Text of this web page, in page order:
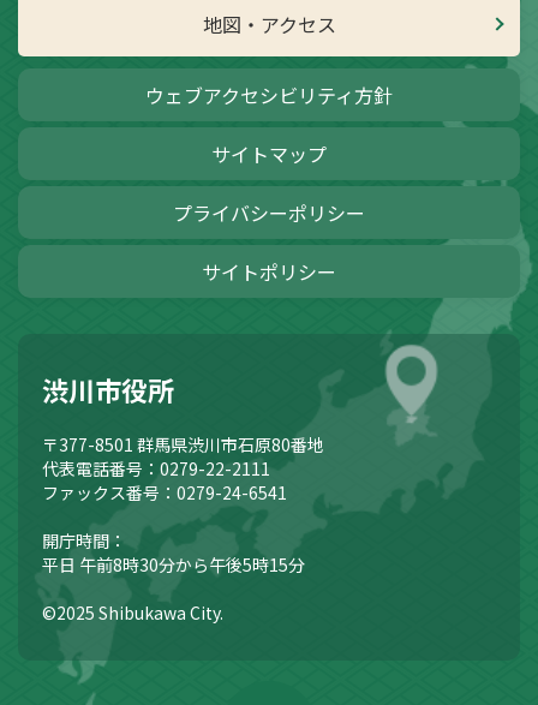
地図・アクセス
ウェブアクセシビリティ方針
サイトマップ
プライバシーポリシー
サイトポリシー
渋川市役所
〒377-8501 群馬県渋川市石原80番地
代表電話番号：0279-22-2111
ファックス番号：0279-24-6541
開庁時間：
平日 午前8時30分から午後5時15分
©2025 Shibukawa City.